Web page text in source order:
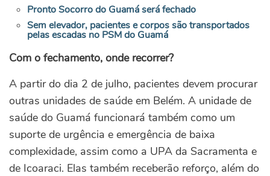
Pronto Socorro do Guamá será fechado
Sem elevador, pacientes e corpos são transportados
pelas escadas no PSM do Guamá
Com o fechamento, onde recorrer?
A partir do dia 2 de julho, pacientes devem procurar
outras unidades de saúde em Belém. A unidade de
saúde do Guamá funcionará também como um
suporte de urgência e emergência de baixa
complexidade, assim como a UPA da Sacramenta e
de Icoaraci. Elas também receberão reforço, além do